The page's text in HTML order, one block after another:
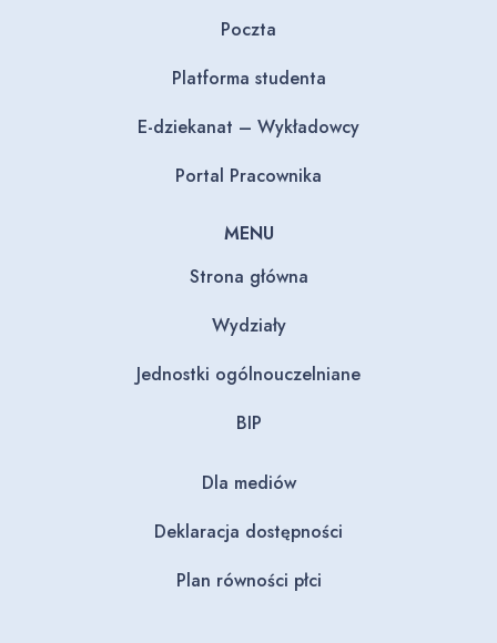
Poczta
Platforma studenta
E-dziekanat – Wykładowcy
Portal Pracownika
MENU
Strona główna
Wydziały
Jednostki ogólnouczelniane
BIP
Dla mediów
Deklaracja dostępności
Plan równości płci